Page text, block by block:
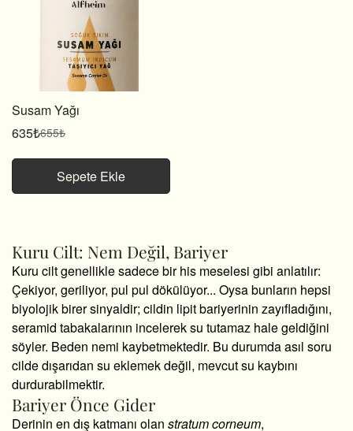
Susam Yağı
Satış
fiyatı
635₺
Normal
fiyat
655₺
Sepete Ekle
Kuru Cilt: Nem Değil, Bariyer
Kuru cilt genellikle sadece bir his meselesi gibi anlatılır:
Çekiyor, geriliyor, pul pul dökülüyor... Oysa bunların hepsi
biyolojik birer sinyaldir; cildin lipit bariyerinin zayıfladığını,
seramid tabakalarının incelerek su tutamaz hale geldiğini
söyler. Beden nemi kaybetmektedir. Bu durumda asıl soru
cilde dışarıdan su eklemek değil, mevcut su kaybını
durdurabilmektir.
Bariyer Önce Gider
Derinin en dış katmanı olan stratum corneum,